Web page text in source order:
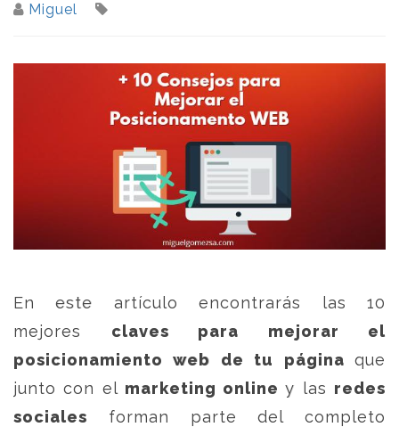
Miguel
En este artículo encontrarás las 10
mejores claves para mejorar el
posicionamiento web de tu página que
junto con el marketing onliney las redes
sociales forman parte del completo